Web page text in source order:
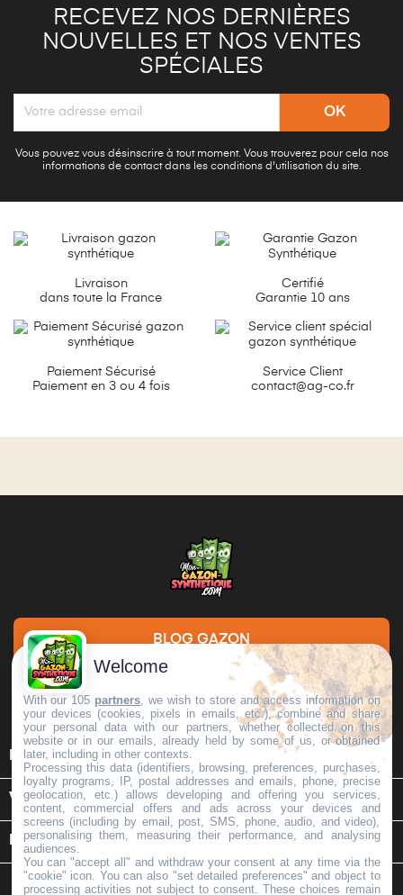
RECEVEZ NOS DERNIÈRES
NOUVELLES ET NOS VENTES
SPÉCIALES
Vous pouvez vous désinscrire à tout moment. Vous trouverez pour cela nos
informations de contact dans les conditions d'utilisation du site.
Livraison
dans toute la France
Certifié
Garantie 10 ans
Paiement Sécurisé
Paiement en 3 ou 4 fois
Service Client
contact@ag-co.fr
BLOG GAZON
DEMANDE DE DEVIS
INFORMATIONS 
VOTRE COMPTE 
INFORMATIONS SUR LE MAGASIN keyboard_arrow_down
Welcome
With our 105 partners , we wish to store and access information on
your devices (cookies, pixels in emails, etc.), combine and share
your personal data with our partners, whether collected on this
website or in our emails, already held by some of us, or obtained
later, including in other contexts.
Processing this data (identifiers, browsing, preferences, purchases,
loyalty programs, IP, postal addresses and emails, phone, precise
geolocation, etc.) allows developing and offering you services,
content, commercial offers and ads across your devices and
screens (including by email, post, SMS, phone, audio, and video),
personalising them, measuring their performance, and analysing
audiences.
You can "accept all" and withdraw your consent at any time via the
"cookie" icon . You can also "set detailed preferences" and object to
processing activities not subject to consent. These choices remain